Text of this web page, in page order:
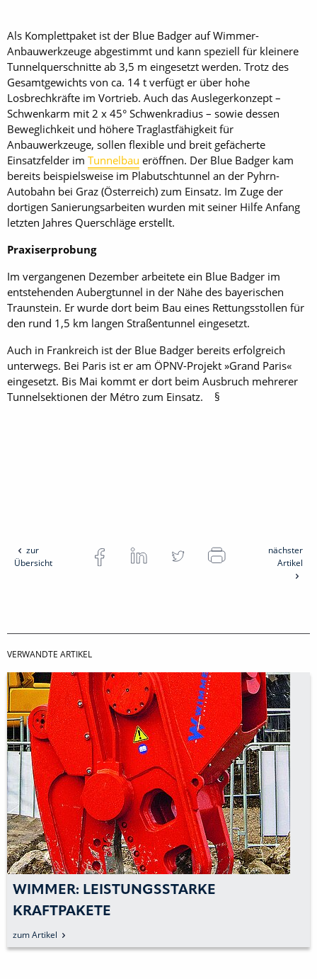
Als Komplettpaket ist der Blue Badger auf Wimmer-
Anbauwerkzeuge abgestimmt und kann speziell für kleinere
Tunnelquerschnitte ab 3,5 m eingesetzt werden. Trotz des
Gesamtgewichts von ca. 14 t verfügt er über hohe
Losbrechkräfte im Vortrieb. Auch das Auslegerkonzept –
Schwenkarm mit 2 x 45° Schwenkradius – sowie dessen
Beweglichkeit und höhere Traglastfähigkeit für
Anbauwerkzeuge, sollen flexible und breit gefächerte
Einsatzfelder im Tunnelbau eröffnen. Der Blue Badger kam
bereits beispielsweise im Plabutschtunnel an der Pyhrn-
Autobahn bei Graz (Österreich) zum Einsatz. Im Zuge der
dortigen Sanierungsarbeiten wurden mit seiner Hilfe Anfang
letzten Jahres Querschläge erstellt.
Praxiserprobung
Im vergangenen Dezember arbeitete ein Blue Badger im
entstehenden Aubergtunnel in der Nähe des bayerischen
Traunstein. Er wurde dort beim Bau eines Rettungsstollen für
den rund 1,5 km langen Straßentunnel eingesetzt.
Auch in Frankreich ist der Blue Badger bereits erfolgreich
unterwegs. Bei Paris ist er am ÖPNV-Projekt »Grand Paris«
eingesetzt. Bis Mai kommt er dort beim Ausbruch mehrerer
Tunnelsektionen der Métro zum ­Einsatz. §
zur
Übersicht
nächster
Artikel
VERWANDTE ARTIKEL
WIMMER: LEISTUNGSSTARKE
KRAFTPAKETE
zum Artikel